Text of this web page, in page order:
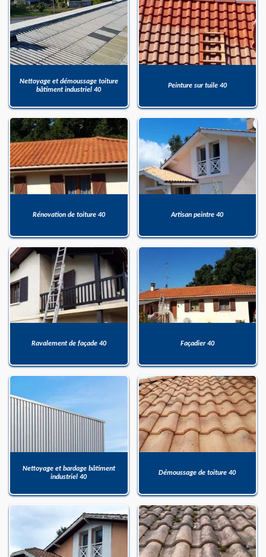
Nettoyage et démoussage toiture
bâtiment industriel 40
Peinture sur tuile 40
Rénovation de toiture 40 Artisan peintre 40
Ravalement de façade 40 Façadier 40
Nettoyage et bardage bâtiment
industriel 40
Démoussage de toiture 40